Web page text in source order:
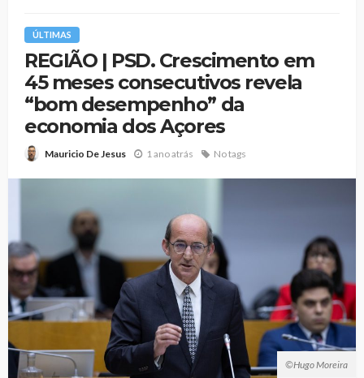
ÚLTIMAS
REGIÃO | PSD. Crescimento em
45 meses consecutivos revela
“bom desempenho” da
economia dos Açores
Mauricio De Jesus 1 ano atrás No tags
©Hugo Moreira